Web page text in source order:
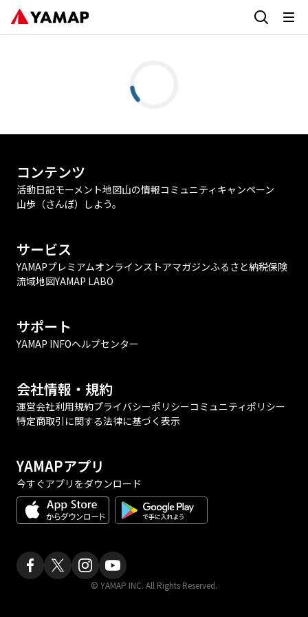
コンテンツ
活動日記モーメント地図山の情報コミュニティ キャンペーン
山歩（さんぽ）しよう。
サービス
YAMAPプレミアムオンラインストアマガジンふるさと納税保険
流域地図YAMAP LABO
サポート
YAMAP INFOヘルプセンター
会社情報・規約
運営会社利用規約プライバシーポリシーコミュニティポリシー
特定商取引に関する法律に基づく表示
YAMAPアプリ
今すぐアプリをダウンロード
© YAMAP INC. All Rights Reserved.